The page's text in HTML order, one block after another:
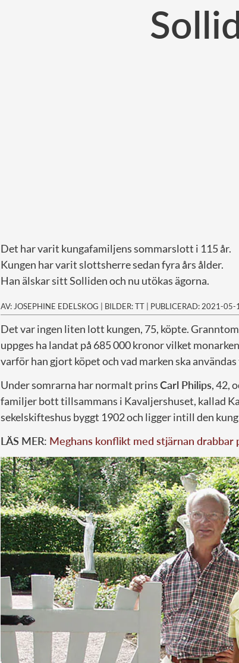
Det har varit kungafamiljens sommarslott i 115 år.
Kungen har varit slottsherre sedan fyra års ålder.
Han älskar sitt Solliden och nu utökas ägorna.
AV: JOSEPHINE EDELSKOG | BILDER: TT | PUBLICERAD: 2021-05-
Det var ingen liten lott kungen, 75, köpte.
uppges ha landat på 685 000 kronor vilket
varför han gjort köpet och vad marken ska
Under somrarna har normalt prinsCarl Philips, 42,
familjer bott tillsammans i Kavaljershuset, kallad
sekelskifteshus byggt 1902 och ligger intill den
LÄS MER: Meghans konflikt med stjärnan drabbar